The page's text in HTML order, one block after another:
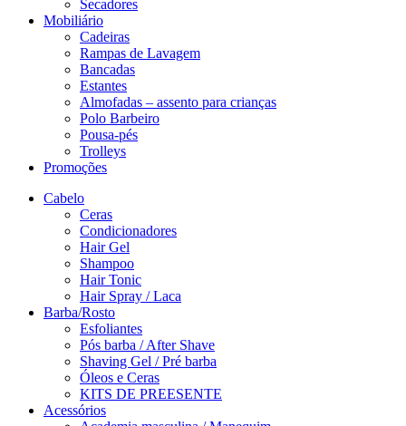
Secadores
Mobiliário
Cadeiras
Rampas de Lavagem
Bancadas
Estantes
Almofadas – assento para crianças
Polo Barbeiro
Pousa-pés
Trolleys
Promoções
Cabelo
Ceras
Condicionadores
Hair Gel
Shampoo
Hair Tonic
Hair Spray / Laca
Barba/Rosto
Esfoliantes
Pós barba / After Shave
Shaving Gel / Pré barba
Óleos e Ceras
KITS DE PREESENTE
Acessórios